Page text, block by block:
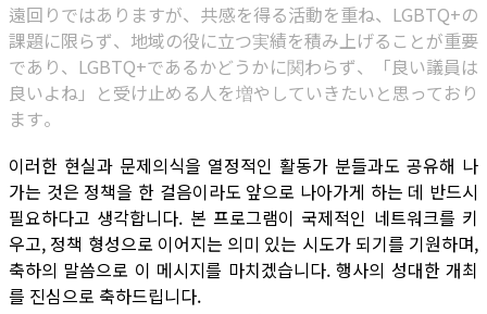
遠回りではありますが、共感を得る活動を重ね、LGBTQ+の
課題に限らず、地域の役に立つ実績を積み上げることが重要
であり、LGBTQ+であるかどうかに関わらず、「良い議員は
良いよね」と受け止める人を増やしていきたいと思っており
ます。
이러한 현실과 문제의식을 열정적인 활동가 분들과도 공유해 나
가는 것은 정책을 한 걸음이라도 앞으로 나아가게 하는 데 반드시
필요하다고 생각합니다. 본 프로그램이 국제적인 네트워크를 키
우고, 정책 형성으로 이어지는 의미 있는 시도가 되기를 기원하며,
축하의 말씀으로 이 메시지를 마치겠습니다. 행사의 성대한 개최
를 진심으로 축하드립니다.